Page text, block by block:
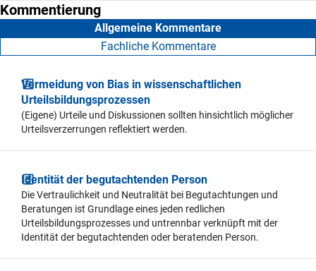
Kommentierung
Allgemeine Kommentare
Fachliche Kommentare
Vermeidung von Bias in wissenschaftlichen
Urteilsbildungsprozessen
(Eigene) Urteile und Diskussionen sollten hinsichtlich möglicher
Urteilsverzerrungen reflektiert werden.
Identität der begutachtenden Person
Die Vertraulichkeit und Neutralität bei Begutachtungen und
Beratungen ist Grundlage eines jeden redlichen
Urteilsbildungsprozesses und untrennbar verknüpft mit der
Identität der begutachtenden oder beratenden Person.